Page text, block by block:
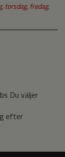
torsdag, fredag,
Du väljer
efter